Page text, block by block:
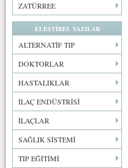
ZATÜRREE
ELEŞTİREL YAZILAR
ALTERNATİF TIP
DOKTORLAR
HASTALIKLAR
İLAÇ ENDÜSTRİSİ
İLAÇLAR
SAĞLIK SİSTEMİ
TIP EĞİTİMİ